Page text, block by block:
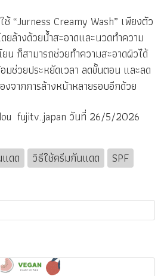
ช้ “Jurness Creamy Wash” เพียงตัว
ยล้างด้วยน้ำสะอาดและนวดทำความ
น ก็สามารถช่วยทำความสะอาดผิวได้
ช่วยประหยัดเวลา ลดขั้นตอน และลด
งจากการล้างหน้าหลายรอบอีกด้วย
fujitv..japan วันที่ 26/5/2026
ดด วิธีใช้ครีมกันแดด SPF